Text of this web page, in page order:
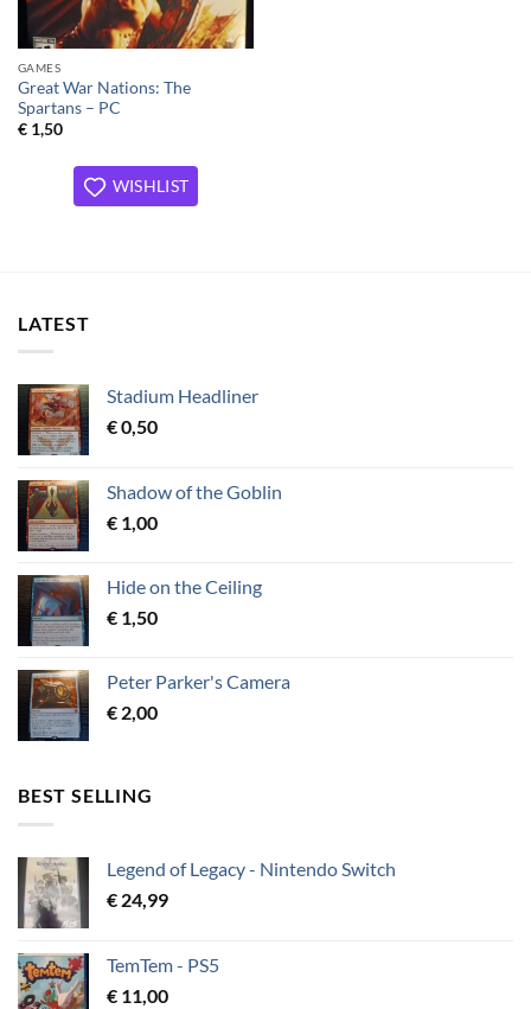
GAMES
Great War Nations: The
Spartans – PC
€1,50
WISHLIST
LATEST
Stadium Headliner
€0,50
Shadow of the Goblin
€ 1,00
Hide on the Ceiling
€ 1,50
Peter Parker's Camera
€ 2,00
BEST SELLING
Legend of Legacy - Nintendo Switch
€ 24,99
TemTem - PS5
€ 11,00